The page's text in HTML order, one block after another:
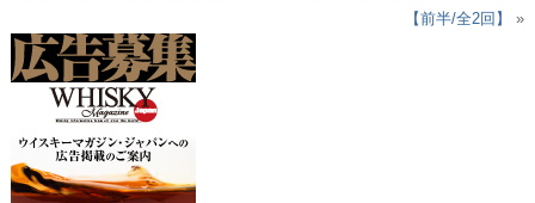
【前半/全2回】
»